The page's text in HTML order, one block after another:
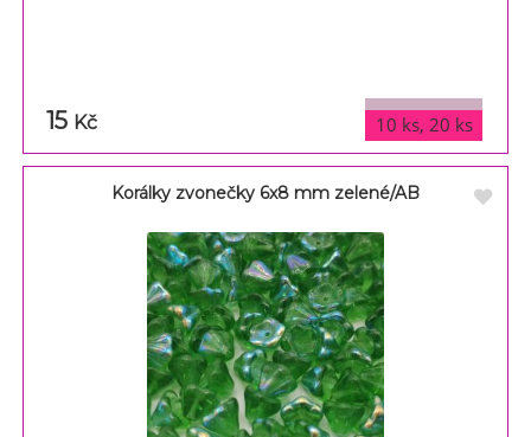
varianty
10 ks, 20 ks
15 Kč
Korálky zvonečky 6x8 mm zelené/AB